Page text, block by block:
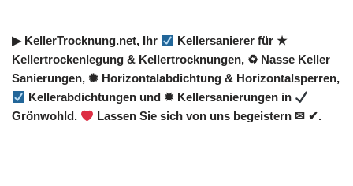
▶︎ KellerTrocknung.net, Ihr
Kellersanierer für ★
Kellertrockenlegung & Kellertrocknungen, ♻ Nasse Keller
Sanierungen, ✺ Horizontalabdichtung & Horizontalsperren,
Kellerabdichtungen und ✹ Kellersanierungen in
Grönwohld.
Lassen Sie sich von uns begeistern ✉ ✔.